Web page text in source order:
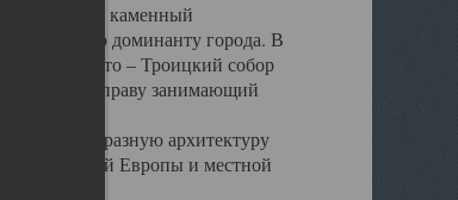
каменный
доминанту города. В
Свято – Троицкий собор
по праву занимающий
и своеобразную архитектуру
Западной Европы и местной